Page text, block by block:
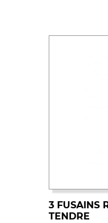
3 FUSAINS
TENDRE